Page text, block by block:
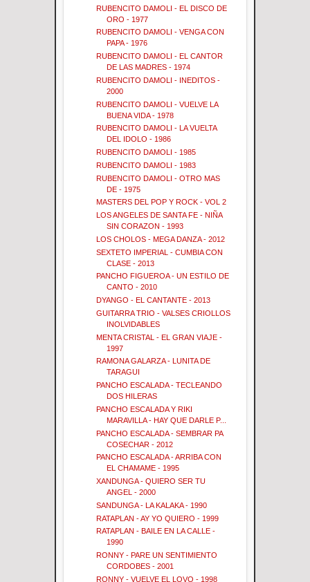
RUBENCITO DAMOLI - EL DISCO DE
ORO - 1977
RUBENCITO DAMOLI - VENGA CON
PAPA - 1976
RUBENCITO DAMOLI - EL CANTOR
DE LAS MADRES - 1974
RUBENCITO DAMOLI - INEDITOS -
2000
RUBENCITO DAMOLI - VUELVE LA
BUENA VIDA - 1978
RUBENCITO DAMOLI - LA VUELTA
DEL IDOLO - 1986
RUBENCITO DAMOLI - 1985
RUBENCITO DAMOLI - 1983
RUBENCITO DAMOLI - OTRO MAS
DE - 1975
MASTERS DEL POP Y ROCK - VOL 2
LOS ANGELES DE SANTA FE - NIÑA
SIN CORAZON - 1993
LOS CHOLOS - MEGA DANZA - 2012
SEXTETO IMPERIAL - CUMBIA CON
CLASE - 2013
PANCHO FIGUEROA - UN ESTILO DE
CANTO - 2010
DYANGO - EL CANTANTE - 2013
GUITARRA TRIO - VALSES CRIOLLOS
INOLVIDABLES
MENTA CRISTAL - EL GRAN VIAJE -
1997
RAMONA GALARZA - LUNITA DE
TARAGUI
PANCHO ESCALADA - TECLEANDO
DOS HILERAS
PANCHO ESCALADA Y RIKI
MARAVILLA - HAY QUE DARLE P...
PANCHO ESCALADA - SEMBRAR PA
COSECHAR - 2012
PANCHO ESCALADA - ARRIBA CON
EL CHAMAME - 1995
XANDUNGA - QUIERO SER TU
ANGEL - 2000
SANDUNGA - LA KALAKA - 1990
RATAPLAN - AY YO QUIERO - 1999
RATAPLAN - BAILE EN LA CALLE -
1990
RONNY - PARE UN SENTIMIENTO
CORDOBES - 2001
RONNY - VUELVE EL LOVO - 1998